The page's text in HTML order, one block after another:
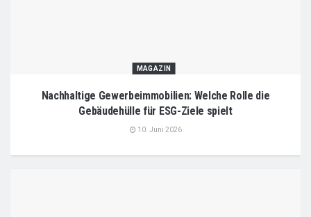
MAGAZIN
Nachhaltige Gewerbeimmobilien: Welche Rolle die
Gebäudehülle für ESG-Ziele spielt
10. Juni 2026